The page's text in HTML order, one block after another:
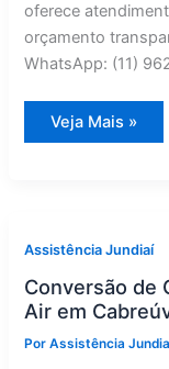
oferece
orçamento
WhatsApp: (11)
Assistência
Técnica
em
Campo
Paulista
|
Assistência
Jundiaí
Veja Mais »
Assistência Jundiaí
Conversão de
Air em
PorAssistência